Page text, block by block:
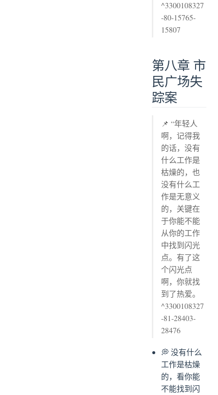
^3300108327
-80-15765-
15807
第八章 市
民广场失
踪案
📌 “年轻人
啊，记得我
的话，没有
什么工作是
枯燥的，也
没有什么工
作是无意义
的，关键在
于你能不能
从你的工作
中找到闪光
点。有了这
个闪光点
啊，你就找
到了热爱。
^3300108327
-81-28403-
28476
💭 没有什么
工作是枯燥
的，看你能
不能找到闪